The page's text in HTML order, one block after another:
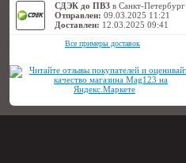
СДЭК до ПВЗ в Санкт-Петербург
Отправлен: 09.03.2025 11:21
Доставлен: 12.03.2025 09:41
Все примеры доставок